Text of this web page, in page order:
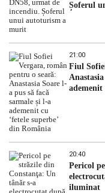
Șoferul
21:00
Fiul
ademenit
20:40
Pericol
iluminat